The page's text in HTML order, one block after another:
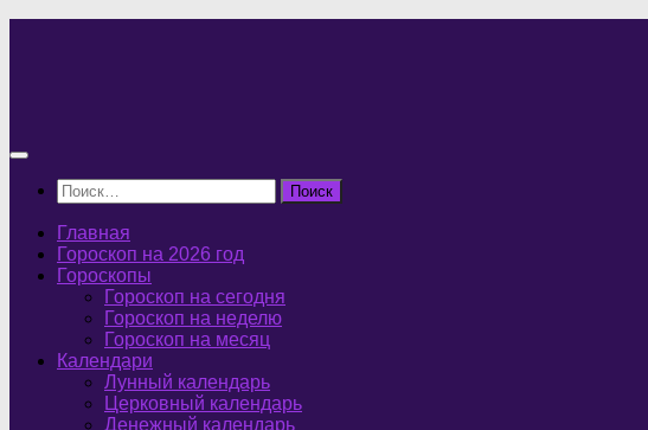
Найти:
Главная
Гороскоп на 2026 год
Гороскопы
Гороскоп на сегодня
Гороскоп на неделю
Гороскоп на месяц
Календари
Лунный календарь
Церковный календарь
Денежный календарь